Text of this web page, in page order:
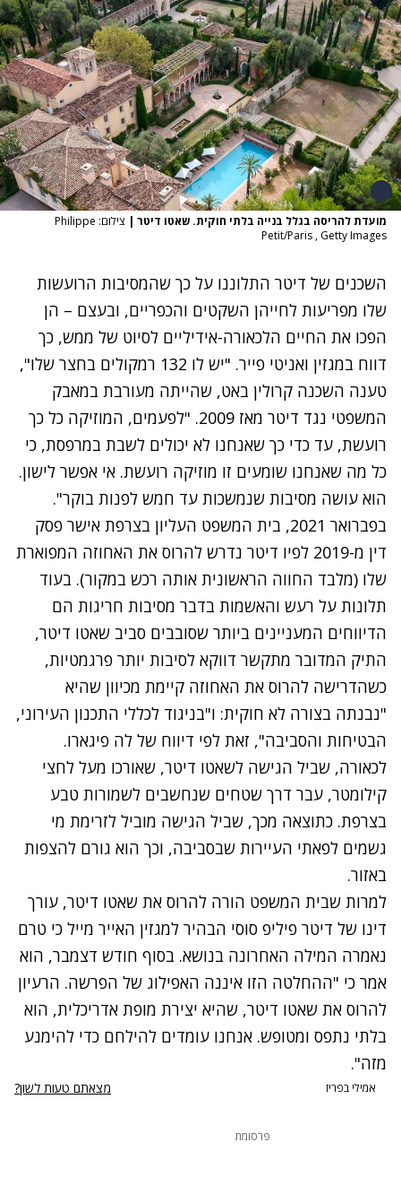
מועדת להריסה בגלל בנייה בלתי חוקית. שאטו דיטר |
צילום: Philippe
Petit/Paris , Getty Images
השכנים של דיטר התלוננו על כך שהמסיבות הרועשות
שלו מפריעות לחייהן השקטים והכפריים, ובעצם – הן
הפכו את החיים הלכאורה-אידיליים לסיוט של ממש, כך
דווח במגזין ואניטי פייר. "יש לו 132 רמקולים בחצר שלו",
טענה השכנה קרולין באט, שהייתה מעורבת במאבק
המשפטי נגד דיטר מאז 2009. "לפעמים, המוזיקה כל כך
רועשת, עד כדי כך שאנחנו לא יכולים לשבת במרפסת, כי
כל מה שאנחנו שומעים זו מוזיקה רועשת. אי אפשר לישון.
הוא עושה מסיבות שנמשכות עד חמש לפנות בוקר".
בפברואר 2021, בית המשפט העליון בצרפת אישר פסק
דין מ-2019 לפיו דיטר נדרש להרוס את האחוזה המפוארת
שלו (מלבד החווה הראשונית אותה רכש במקור). בעוד
תלונות על רעש והאשמות בדבר מסיבות חריגות הם
הדיווחים המעניינים ביותר שסובבים סביב שאטו דיטר,
התיק המדובר מתקשר דווקא לסיבות יותר פרגמטיות,
כשהדרישה להרוס את האחוזה קיימת מכיוון שהיא
"נבנתה בצורה לא חוקית: ו"בניגוד לכללי התכנון העירוני,
הבטיחות והסביבה", זאת לפי דיווח של לה פיגארו.
לכאורה, שביל הגישה לשאטו דיטר, שאורכו מעל לחצי
קילומטר, עבר דרך שטחים שנחשבים לשמורות טבע
בצרפת. כתוצאה מכך, שביל הגישה מוביל לזרימת מי
גשמים לפאתי העיירות שבסביבה, וכך הוא גורם להצפות
באזור.
למרות שבית המשפט הורה להרוס את שאטו דיטר, עורך
דינו של דיטר פיליפ סוסי הבהיר למגזין האייר מייל כי טרם
נאמרה המילה האחרונה בנושא. בסוף חודש דצמבר, הוא
אמר כי "ההחלטה הזו איננה האפילוג של הפרשה. הרעיון
להרוס את שאטו דיטר, שהיא יצירת מופת אדריכלית, הוא
בלתי נתפס ומטופש. אנחנו עומדים להילחם כדי להימנע
מזה".
אמילי בפריז מצאתם טעות לשון?
פרסומת